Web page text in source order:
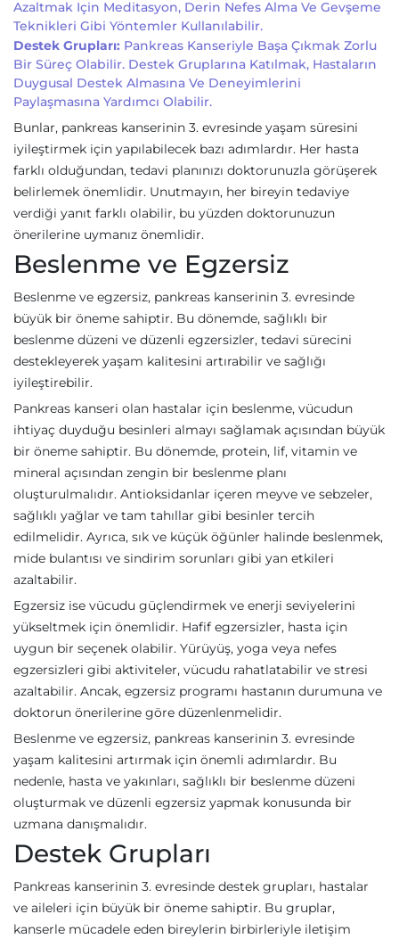
Azaltmak Için Meditasyon, Derin Nefes Alma Ve Gevşeme
Teknikleri Gibi Yöntemler Kullanılabilir.
Destek Grupları: Pankreas Kanseriyle Başa Çıkmak Zorlu
Bir Süreç Olabilir. Destek Gruplarına Katılmak, Hastaların
Duygusal Destek Almasına Ve Deneyimlerini
Paylaşmasına Yardımcı Olabilir.
Bunlar, pankreas kanserinin 3. evresinde yaşam süresini
iyileştirmek için yapılabilecek bazı adımlardır. Her hasta
farklı olduğundan, tedavi planınızı doktorunuzla görüşerek
belirlemek önemlidir. Unutmayın, her bireyin tedaviye
verdiği yanıt farklı olabilir, bu yüzden doktorunuzun
önerilerine uymanız önemlidir.
Beslenme ve Egzersiz
Beslenme ve egzersiz, pankreas kanserinin 3. evresinde
büyük bir öneme sahiptir. Bu dönemde, sağlıklı bir
beslenme düzeni ve düzenli egzersizler, tedavi sürecini
destekleyerek yaşam kalitesini artırabilir ve sağlığı
iyileştirebilir.
Pankreas kanseri olan hastalar için beslenme, vücudun
ihtiyaç duyduğu besinleri almayı sağlamak açısından büyük
bir öneme sahiptir. Bu dönemde, protein, lif, vitamin ve
mineral açısından zengin bir beslenme planı
oluşturulmalıdır. Antioksidanlar içeren meyve ve sebzeler,
sağlıklı yağlar ve tam tahıllar gibi besinler tercih
edilmelidir. Ayrıca, sık ve küçük öğünler halinde beslenmek,
mide bulantısı ve sindirim sorunları gibi yan etkileri
azaltabilir.
Egzersiz ise vücudu güçlendirmek ve enerji seviyelerini
yükseltmek için önemlidir. Hafif egzersizler, hasta için
uygun bir seçenek olabilir. Yürüyüş, yoga veya nefes
egzersizleri gibi aktiviteler, vücudu rahatlatabilir ve stresi
azaltabilir. Ancak, egzersiz programı hastanın durumuna ve
doktorun önerilerine göre düzenlenmelidir.
Beslenme ve egzersiz, pankreas kanserinin 3. evresinde
yaşam kalitesini artırmak için önemli adımlardır. Bu
nedenle, hasta ve yakınları, sağlıklı bir beslenme düzeni
oluşturmak ve düzenli egzersiz yapmak konusunda bir
uzmana danışmalıdır.
Destek Grupları
Pankreas kanserinin 3. evresinde destek grupları, hastalar
ve aileleri için büyük bir öneme sahiptir. Bu gruplar,
kanserle mücadele eden bireylerin birbirleriyle iletişim